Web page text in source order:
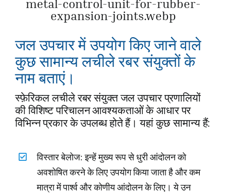
metal-control-unit-for-rubber-
expansion-joints.webp
जल उपचार में उपयोग किए जाने वाले
कुछ सामान्य लचीले रबर संयुक्तों के
नाम बताएं।
स्फ़ेरिकल लचीले रबर संयुक्त जल उपचार प्रणालियों
की विशिष्ट परिचालन आवश्यकताओं के आधार पर
विभिन्न प्रकार के उपलब्ध होते हैं। यहां कुछ सामान्य हैं:
विस्तार बेलोज: इन्हें मुख्य रूप से धुरी आंदोलन को
अवशोषित करने के लिए उपयोग किया जाता है और कम
मात्रा में पार्श्व और कोणीय आंदोलन के लिए। ये उन